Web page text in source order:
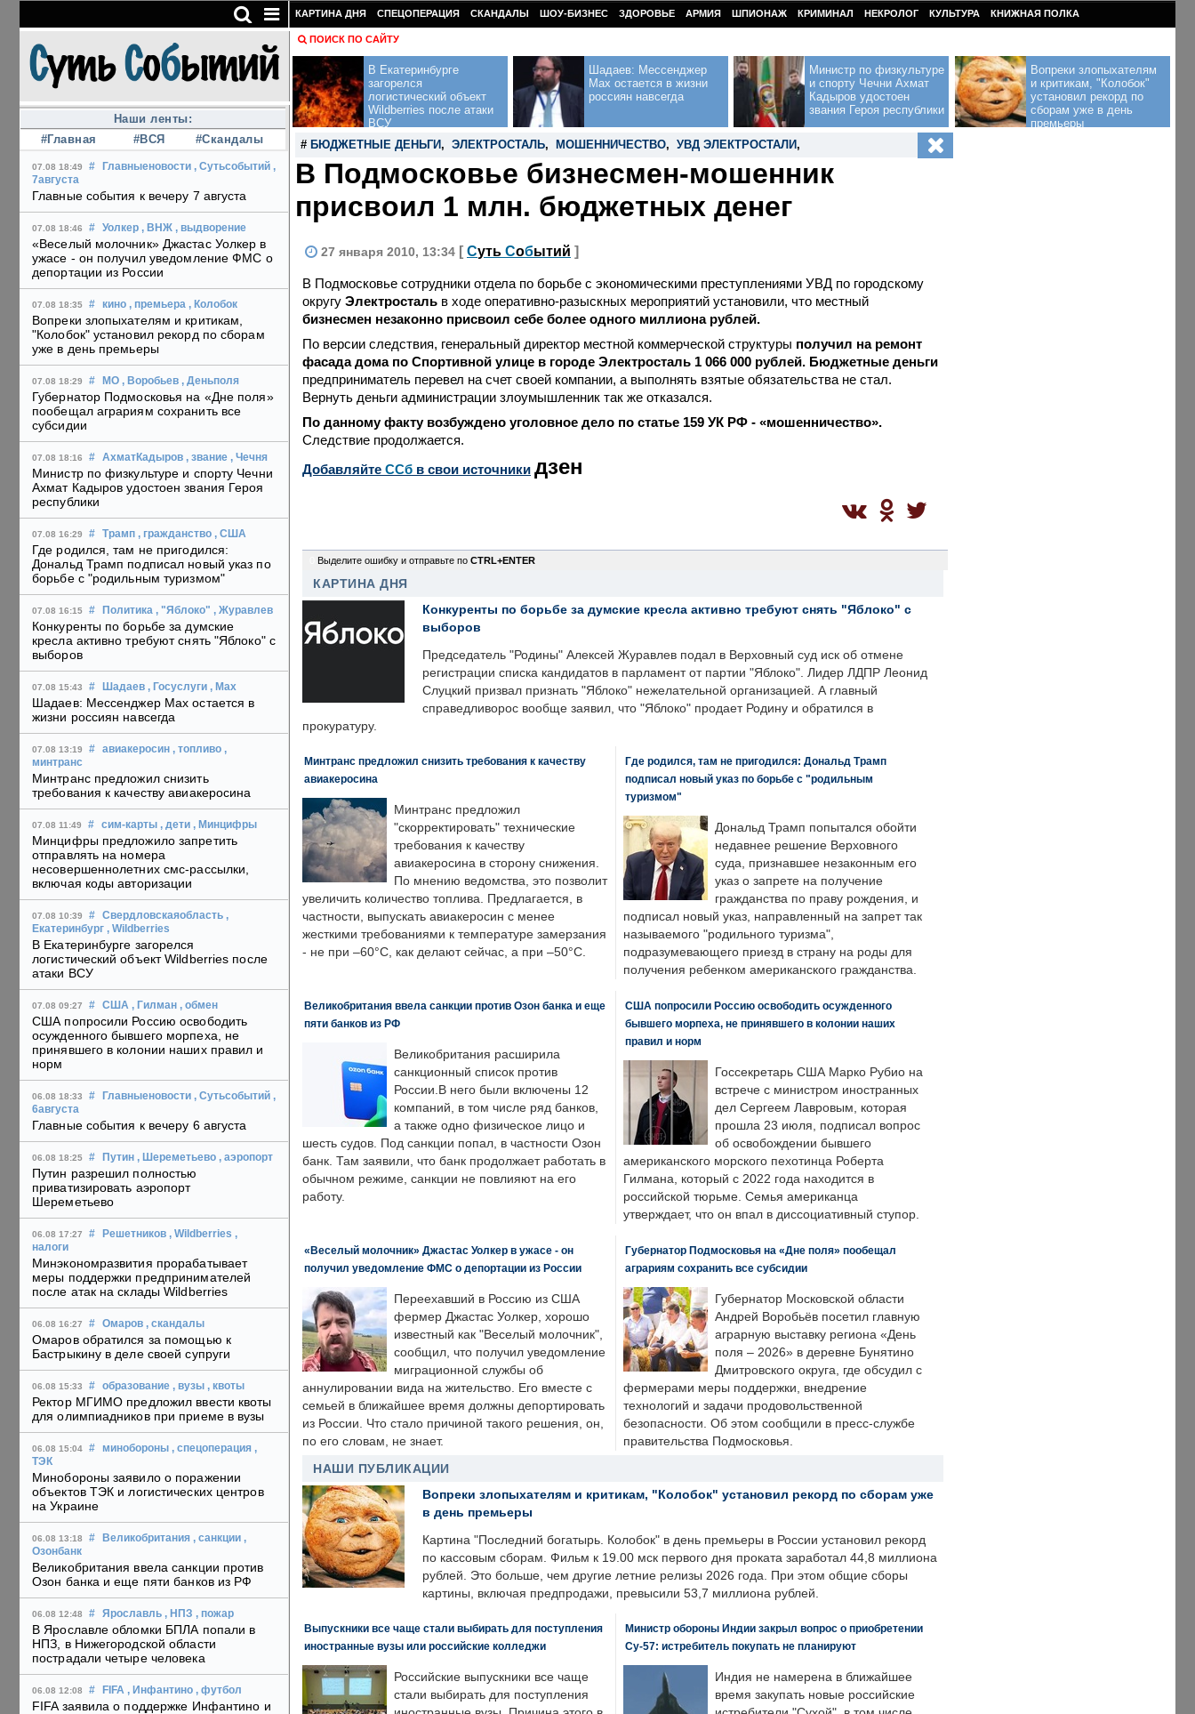
Наши ленты:
#Главная
#ВСЯ #Скандалы
07.08 18:49 # Главныеновости , Сутьсобытий ,
7августа
Главные события к вечеру 7 августа
07.08 18:46 # Уолкер , ВНЖ , выдворение
«Веселый молочник» Джастас Уолкер в
ужасе - он получил уведомление ФМС о
депортации из России
07.08 18:35 # кино , премьера , Колобок
Вопреки злопыхателям и критикам,
"Колобок" установил рекорд по сборам
уже в день премьеры
07.08 18:29 # МО , Воробьев , Деньполя
Губернатор Подмосковья на «Дне поля»
пообещал аграриям сохранить все
субсидии
07.08 18:16 # АхматКадыров , звание , Чечня
Министр по физкультуре и спорту Чечни
Ахмат Кадыров удостоен звания Героя
республики
07.08 16:29 # Трамп , гражданство , США
Где родился, там не пригодился:
Дональд Трамп подписал новый указ по
борьбе с "родильным туризмом"
07.08 16:15 # Политика , "Яблоко" , Журавлев
Конкуренты по борьбе за думские
кресла активно требуют снять "Яблоко" с
выборов
07.08 15:43 # Шадаев , Госуслуги , Max
Шадаев: Мессенджер Max остается в
жизни россиян навсегда
07.08 13:19 # авиакеросин , топливо ,
минтранс
Минтранс предложил снизить
требования к качеству авиакеросина
07.08 11:49 # сим-карты , дети , Минцифры
Минцифры предложило запретить
отправлять на номера
несовершеннолетних смс-рассылки,
включая коды авторизации
07.08 10:39 # Свердловскаяобласть ,
Екатеринбург , Wildberries
В Екатеринбурге загорелся
логистический объект Wildberries после
атаки ВСУ
07.08 09:27 # США , Гилман , обмен
США попросили Россию освободить
осужденного бывшего морпеха, не
принявшего в колонии наших правил и
норм
06.08 18:33 # Главныеновости , Сутьсобытий ,
6августа
Главные события к вечеру 6 августа
06.08 18:25 # Путин , Шереметьево , аэропорт
Путин разрешил полностью
приватизировать аэропорт
Шереметьево
06.08 17:27 # Решетников , Wildberries ,
налоги
Минэкономразвития прорабатывает
меры поддержки предпринимателей
после атак на склады Wildberries
06.08 16:27 # Омаров , скандалы
Омаров обратился за помощью к
Бастрыкину в деле своей супруги
06.08 15:33 # образование , вузы , квоты
Ректор МГИМО предложил ввести квоты
для олимпиадников при приеме в вузы
06.08 15:04 # минобороны , спецоперация ,
ТЭК
Минобороны заявило о поражении
объектов ТЭК и логистических центров
на Украине
06.08 13:18 # Великобритания , санкции ,
Озонбанк
Великобритания ввела санкции против
Озон банка и еще пяти банков из РФ
06.08 12:48 # Ярославль , НПЗ , пожар
В Ярославле обломки БПЛА попали в
НПЗ, в Нижегородской области
пострадали четыре человека
06.08 12:08 # FIFA , Инфантино , футбол
FIFA заявила о поддержке Инфантино и
КАРТИНА ДНЯ СПЕЦОПЕРАЦИЯ СКАНДАЛЫ ШОУ-БИЗНЕС ЗДОРОВЬЕ АРМИЯ ШПИОНАЖ КРИМИНАЛ НЕКРОЛОГ КУЛЬТУРА КНИЖНАЯ ПОЛКА
ПОИСК ПО САЙТУ
В Екатеринбурге
загорелся
логистический объект
Wildberries после атаки
ВСУ
Шадаев: Мессенджер
Max остается в жизни
россиян навсегда
Министр по физкультуре
и спорту Чечни Ахмат
Кадыров удостоен
звания Героя республики
Вопреки злопыхателям
и критикам, "Колобок"
установил рекорд по
сборам уже в день
премьеры
# БЮДЖЕТНЫЕ ДЕНЬГИ , ЭЛЕКТРОСТАЛЬ, МОШЕННИЧЕСТВО, УВД ЭЛЕКТРОСТАЛИ ,
В Подмосковье бизнесмен-мошенник
присвоил 1 млн. бюджетных денег
27 января 2010, 13:34 [ Суть Событий ]
В Подмосковье сотрудники отдела по борьбе с экономическими преступлениями УВД по городскому
округу Электросталь в ходе оперативно-разыскных мероприятий установили, что местный
бизнесмен незаконно присвоил себе более одного миллиона рублей.
По версии следствия, генеральный директор местной коммерческой структуры получил на ремонт
фасада дома по Спортивной улице в городе Электросталь 1 066 000 рублей. Бюджетные деньги
предприниматель перевел на счет своей компании, а выполнять взятые обязательства не стал.
Вернуть деньги администрации злоумышленник так же отказался.
По данному факту возбуждено уголовное дело по статье 159 УК РФ - «мошенничество».
Следствие продолжается.
Добавляйте CСб в свои источники дзен
Выделите ошибку и отправьте по CTRL+ENTER
КАРТИНА ДНЯ
Конкуренты по борьбе за думские кресла активно требуют снять "Яблоко" с
выборов
Председатель "Родины" Алексей Журавлев подал в Верховный суд иск об отмене
регистрации списка кандидатов в парламент от партии "Яблоко". Лидер ЛДПР Леонид
Слуцкий призвал признать "Яблоко" нежелательной организацией. А главный
справедливорос вообще заявил, что "Яблоко" продает Родину и обратился в
прокуратуру.
Минтранс предложил снизить требования к качеству
авиакеросина
Минтранс предложил
"скорректировать" технические
требования к качеству
авиакеросина в сторону снижения.
По мнению ведомства, это позволит
увеличить количество топлива. Предлагается, в
частности, выпускать авиакеросин с менее
жесткими требованиями к температуре замерзания
- не при –60°C, как делают сейчас, а при –50°C.
Где родился, там не пригодился: Дональд Трамп
подписал новый указ по борьбе с "родильным
туризмом"
Дональд Трамп попытался обойти
недавнее решение Верховного
суда, признавшее незаконным его
указ о запрете на получение
гражданства по праву рождения, и
подписал новый указ, направленный на запрет так
называемого "родильного туризма",
подразумевающего приезд в страну на роды для
получения ребенком американского гражданства.
Великобритания ввела санкции против Озон банка и еще
пяти банков из РФ
Великобритания расширила
санкционный список против
России.В него были включены 12
компаний, в том числе ряд банков,
а также одно физическое лицо и
шесть судов. Под санкции попал, в частности Озон
банк. Там заявили, что банк продолжает работать в
обычном режиме, санкции не повлияют на его
работу.
США попросили Россию освободить осужденного
бывшего морпеха, не принявшего в колонии наших
правил и норм
Госсекретарь США Марко Рубио на
встрече с министром иностранных
дел Сергеем Лавровым, которая
прошла 23 июля, подписал вопрос
об освобождении бывшего
американского морского пехотинца Роберта
Гилмана, который с 2022 года находится в
российской тюрьме. Семья американца
утверждает, что он впал в диссоциативный ступор.
«Веселый молочник» Джастас Уолкер в ужасе - он
получил уведомление ФМС о депортации из России
Переехавший в Россию из США
фермер Джастас Уолкер, хорошо
известный как "Веселый молочник",
сообщил, что получил уведомление
миграционной службы об
аннулировании вида на жительство. Его вместе с
семьей в ближайшее время должны депортировать
из России. Что стало причиной такого решения, он,
по его словам, не знает.
Губернатор Подмосковья на «Дне поля» пообещал
аграриям сохранить все субсидии
Губернатор Московской области
Андрей Воробьёв посетил главную
аграрную выставку региона «День
поля – 2026» в деревне Бунятино
Дмитровского округа, где обсудил с
фермерами меры поддержки, внедрение
технологий и задачи продовольственной
безопасности. Об этом сообщили в пресс-службе
правительства Подмосковья.
НАШИ ПУБЛИКАЦИИ
Вопреки злопыхателям и критикам, "Колобок" установил рекорд по сборам уже
в день премьеры
Картина "Последний богатырь. Колобок" в день премьеры в России установил рекорд
по кассовым сборам. Фильм к 19.00 мск первого дня проката заработал 44,8 миллиона
рублей. Это больше, чем другие летние релизы 2026 года. При этом общие сборы
картины, включая предпродажи, превысили 53,7 миллиона рублей.
Выпускники все чаще стали выбирать для поступления
иностранные вузы или российские колледжи
Российские выпускники все чаще
стали выбирать для поступления
Министр обороны Индии закрыл вопрос о приобретении
Су-57: истребитель покупать не планируют
Индия не намерена в ближайшее
время закупать новые российские